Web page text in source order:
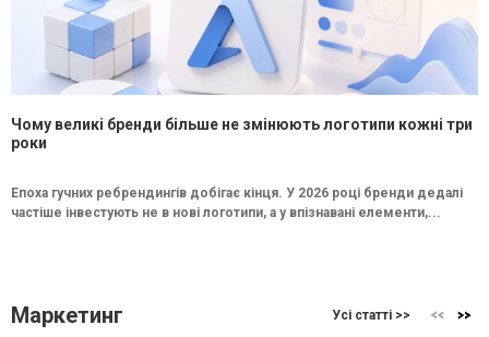
Чому великі бренди більше не змінюють логотипи кожні три
роки
Епоха гучних ребрендингів добігає кінця. У 2026 році бренди дедалі
частіше інвестують не в нові логотипи, а у впізнавані елементи,...
Маркетинг Усі статті >>